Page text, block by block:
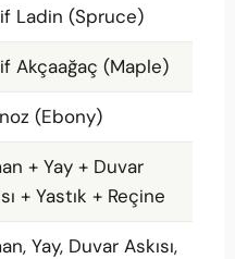
Ladin (Spruce)
Akçaağaç (Maple)
(Ebony)
+ Yay + Duvar
+ Yastık + Reçine
Yay, Duvar Askısı,